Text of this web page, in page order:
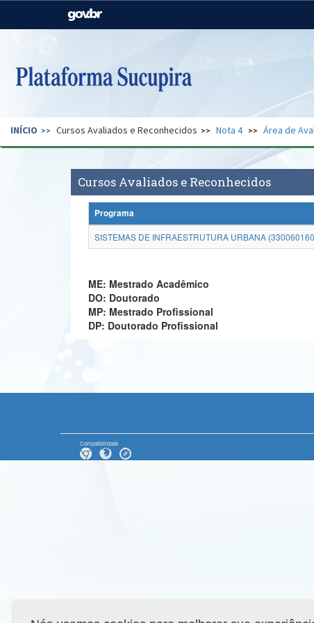
Casa Civil
Pecuária e Abastecimento
Secretaria de Governo Gabinete de Segurança
INÍCIO Cursos Avaliados e Reconhecidos Nota 4 Área de
Cursos Avaliados e Reconhecidos
Programa
SISTEMAS DE INFRAESTRUTURA URBANA
ME: Mestrado Acadêmico
DO: Doutorado
MP: Mestrado Profissional
DP: Doutorado Profissional
Compatibilidade